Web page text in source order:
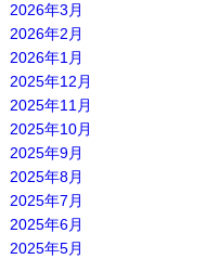
2026年3月
2026年2月
2026年1月
2025年12月
2025年11月
2025年10月
2025年9月
2025年8月
2025年7月
2025年6月
2025年5月